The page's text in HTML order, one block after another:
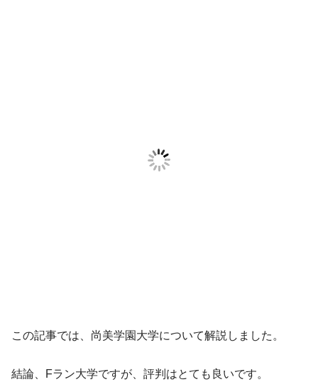
この記事では、尚美学園大学について解説しました。
結論、Fラン大学ですが、評判はとても良いです。